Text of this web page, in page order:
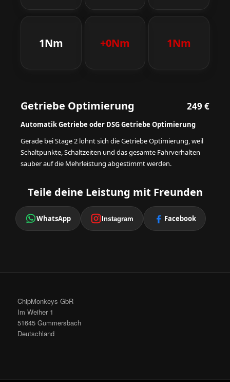
1Nm +0Nm 1Nm
Getriebe Optimierung 249 €
Automatik Getriebe oder DSG Getriebe Optimierung
Gerade bei Stage 2 lohnt sich die Getriebe Optimierung, weil
Schaltpunkte, Schaltzeiten und das gesamte Fahrverhalten
sauber auf die Mehrleistung abgestimmt werden.
Teile deine Leistung mit Freunden
WhatsApp Instagram Facebook
ChipMonkeys GbR
Im Weiher 1
51645 Gummersbach
Deutschland